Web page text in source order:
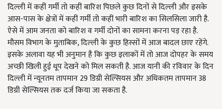
दिल्ली में कहीं गर्मी तो कहीं बारिश पिछले कुछ दिनों से दिल्ली और इसके
आस-पास के क्षेत्रों में कहीं गर्मी तो कहीं भारी बारिश का सिलसिला जारी है.
ऐसे में आम जनता को बारिश व गर्मी दोनों का सामना करना पड़ रहा है.
मौसम विभाग के मुताबिक, दिल्ली के कुछ हिस्सों में आज बादल छाए रहेंगे.
इसके अलावा यह भी अनुमान है कि कुछ इलाकों में तो आज दोपहर के समय
अच्छी खिली हुई धूप देखने को मिल सकती है. आज यानी की रविवार के दिन
दिल्ली में न्यूनतम तापमान 29 डिग्री सेल्सियस और अधिकतम तापमान 38
डिग्री सेल्सियस तक दर्ज किया जा सकता है.